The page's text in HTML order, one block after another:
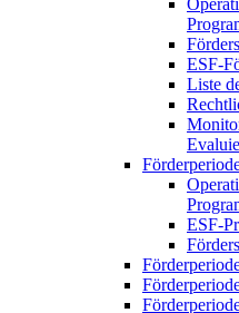
ESF-
Lis­te
ESF-